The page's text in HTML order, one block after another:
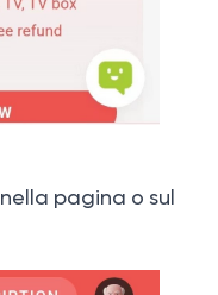
pagina o sul